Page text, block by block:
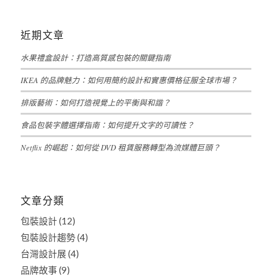
近期文章
水果禮盒設計：打造高質感包裝的關鍵指南
IKEA 的品牌魅力：如何用簡約設計和實惠價格征服全球市場？
排版藝術：如何打造視覺上的平衡與和諧？
食品包裝字體選擇指南：如何提升文字的可讀性？
Netflix 的崛起：如何從 DVD 租賃服務轉型為流媒體巨頭？
文章分類
包裝設計(12)
包裝設計趨勢(4)
台灣設計展(4)
品牌故事(9)